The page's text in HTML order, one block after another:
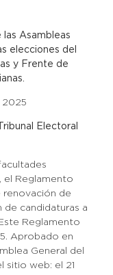
Asambleas
elecciones del
y Frente de
2025
Tribunal Electoral
el Reglamento
renovación de
de candidaturas a
Reglamento
Aprobado en
General del
sitio web: el 21